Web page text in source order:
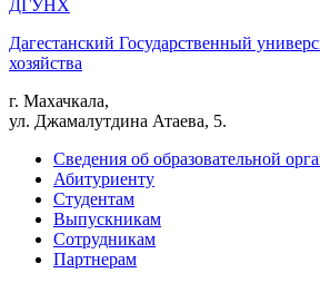
ДГУНХ
Дагестанский Государственный
хозяйства
г. Махачкала,
ул. Джамалутдина Атаева, 5.
Сведения об образовательной
Абитуриенту
Студентам
Выпускникам
Сотрудникам
Партнерам